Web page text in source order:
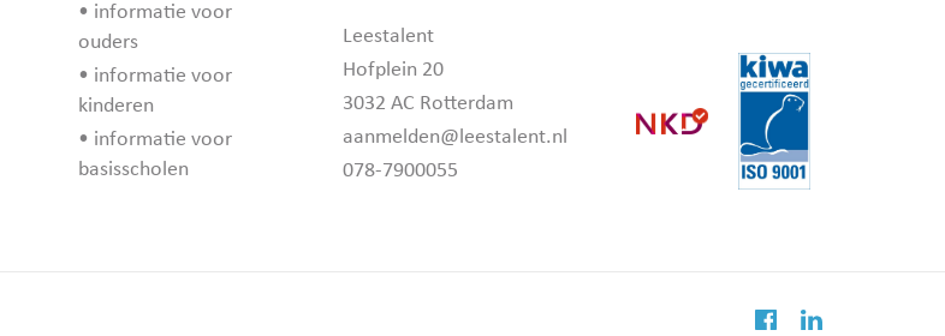
• informatie voor
ouders
• informatie voor
kinderen
• informatie voor
basisscholen
Leestalent
Hofplein 20
3032 AC Rotterdam
aanmelden@leestalent.nl
078-7900055